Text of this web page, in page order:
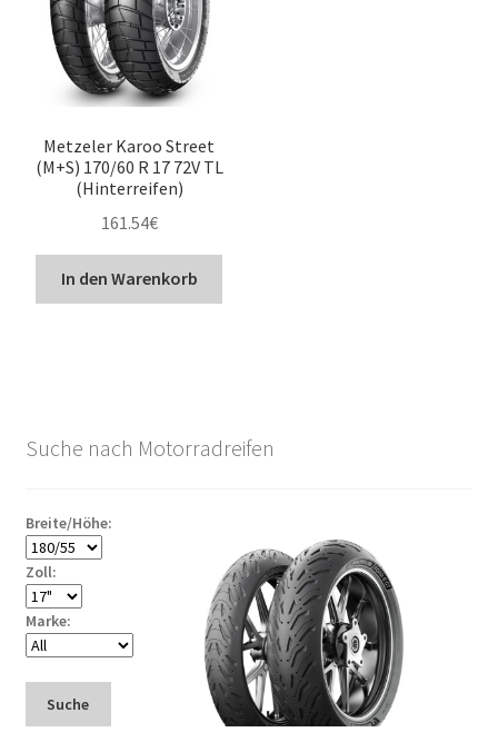
Metzeler Karoo Street
(M+S) 170/60 R 17 72V TL
(Hinterreifen)
161.54€
In den Warenkorb
Suche nach Motorradreifen
Breite/Höhe:
Zoll:
Marke:
Suche